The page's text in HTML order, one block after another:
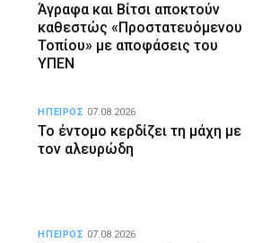
Άγραφα και Βίτσι αποκτούν
καθεστώς «Προστατευόμενου
Τοπίου» με αποφάσεις του
ΥΠΕΝ
Το έντομο κερδίζει τη μάχη με
τον αλευρώδη
ΗΠΕΙΡΟΣ 07.08.2026
ΗΠΕΙΡΟΣ 07.08.2026